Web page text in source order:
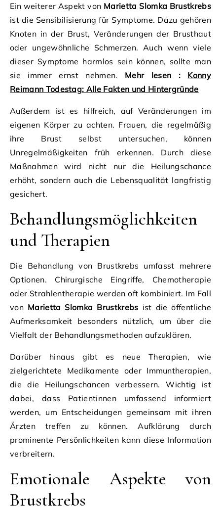
Ein weiterer Aspekt von Marietta Slomka Brustkrebs
ist die Sensibilisierung für Symptome. Dazu gehören
Knoten in der Brust, Veränderungen der Brusthaut
oder ungewöhnliche Schmerzen. Auch wenn viele
dieser Symptome harmlos sein können, sollte man
sie immer ernst nehmen. Mehr lesen : Konny
Reimann Todestag: Alle Fakten und Hintergründe
Außerdem ist es hilfreich, auf Veränderungen im
eigenen Körper zu achten. Frauen, die regelmäßig
ihre Brust selbst untersuchen, können
Unregelmäßigkeiten früh erkennen. Durch diese
Maßnahmen wird nicht nur die Heilungschance
erhöht, sondern auch die Lebensqualität langfristig
gesichert.
Behandlungsmöglichkeiten
und Therapien
Die Behandlung von Brustkrebs umfasst mehrere
Optionen. Chirurgische Eingriffe, Chemotherapie
oder Strahlentherapie werden oft kombiniert. Im Fall
von Marietta Slomka Brustkrebs ist die öffentliche
Aufmerksamkeit besonders nützlich, um über die
Vielfalt der Behandlungsmethoden aufzuklären.
Darüber hinaus gibt es neue Therapien, wie
zielgerichtete Medikamente oder Immuntherapien,
die die Heilungschancen verbessern. Wichtig ist
dabei, dass Patientinnen umfassend informiert
werden, um Entscheidungen gemeinsam mit ihren
Ärzten treffen zu können. Aufklärung durch
prominente Persönlichkeiten kann diese Information
verbreitern.
Emotionale Aspekte von
Brustkrebs